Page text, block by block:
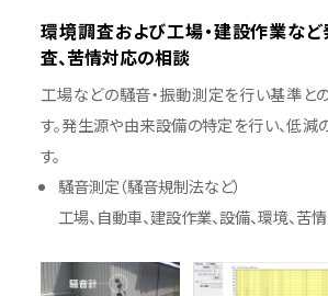
環境調査および工場・建設作業な
査、苦情対応の相談
工場などの騒音・振動測定を行い基準と
す。発生源や由来設備の特定を行い、低減
す。
騒音測定（騒音規制法など）
工場、自動車、建設作業、設備、環境、苦